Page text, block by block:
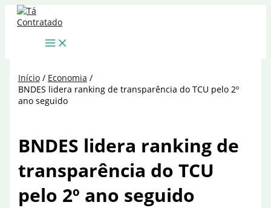
para
Início
Economia
BNDES lidera ranking de transparência do TCU pelo 2º
ano seguido
BNDES lidera ranking de
transparência do TCU
pelo 2º ano seguido